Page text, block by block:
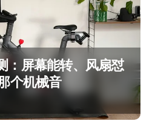
：屏幕能转、风扇怼
个机械音